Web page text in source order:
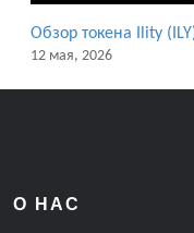
Обзор токена Ility
12 мая, 2026
О НАС